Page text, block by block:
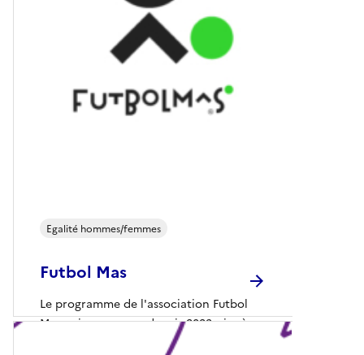
Futbol Mas
Le programme de l'association Futbol
Mas, mis en oeuvre depuis 2023, vise à
Egalité hommes/femmes